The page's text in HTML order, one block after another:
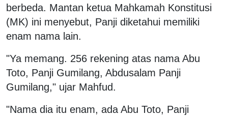
berbeda. Mantan ketua Mahkamah Konstitusi
(MK) ini menyebut, Panji diketahui memiliki
enam nama lain.
"Ya memang. 256 rekening atas nama Abu
Toto, Panji Gumilang, Abdusalam Panji
Gumilang," ujar Mahfud.
"Nama dia itu enam, ada Abu Toto, Panji